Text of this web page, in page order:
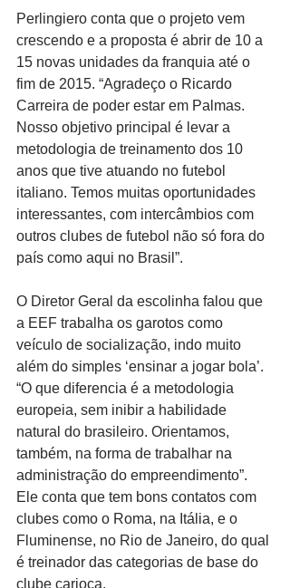
Perlingiero conta que o projeto vem
crescendo e a proposta é abrir de 10 a
15 novas unidades da franquia até o
fim de 2015. “Agradeço o Ricardo
Carreira de poder estar em Palmas.
Nosso objetivo principal é levar a
metodologia de treinamento dos 10
anos que tive atuando no futebol
italiano. Temos muitas oportunidades
interessantes, com intercâmbios com
outros clubes de futebol não só fora do
país como aqui no Brasil”.
O Diretor Geral da escolinha falou que
a EEF trabalha os garotos como
veículo de socialização, indo muito
além do simples ‘ensinar a jogar bola’.
“O que diferencia é a metodologia
europeia, sem inibir a habilidade
natural do brasileiro. Orientamos,
também, na forma de trabalhar na
administração do empreendimento”.
Ele conta que tem bons contatos com
clubes como o Roma, na Itália, e o
Fluminense, no Rio de Janeiro, do qual
é treinador das categorias de base do
clube carioca.